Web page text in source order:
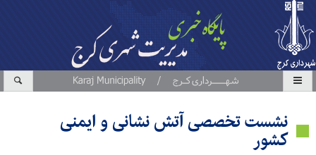
نشست تخصصی آتش نشانی و ایمنی
کشور